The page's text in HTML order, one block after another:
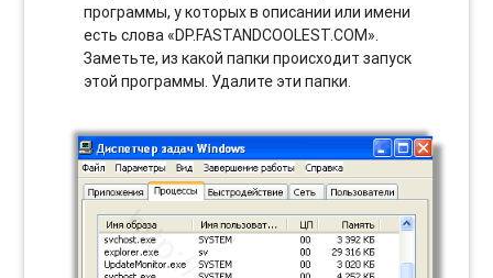
программы, у которых в описании или имени
есть слова «DP.FASTANDCOOLEST.COM».
Заметьте, из какой папки происходит запуск
этой программы. Удалите эти папки.